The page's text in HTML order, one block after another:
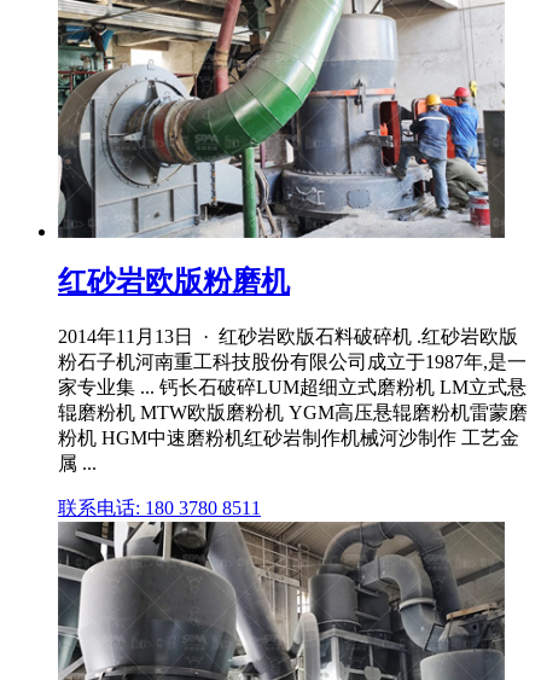
红砂岩欧版粉磨机
2014年11月13日 · 红砂岩欧版石料破碎机 .红砂岩欧版
粉石子机河南重工科技股份有限公司成立于1987年,是一
家专业集 ... 钙长石破碎LUM超细立式磨粉机 LM立式悬
辊磨粉机 MTW欧版磨粉机 YGM高压悬辊磨粉机雷蒙磨
粉机 HGM中速磨粉机红砂岩制作机械河沙制作 工艺金
属 ...
联系电话: 180 3780 8511